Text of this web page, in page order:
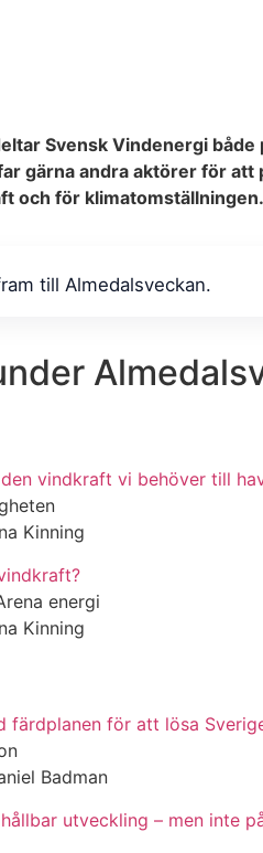
Svensk Vindenergi
gärna andra aktörer för
och för klimatomställningen.
till Almedalsveckan.
vindkraft vi behöver till
Kinning
energi
Kinning
färdplanen för att lösa
Badman
utveckling – men inte